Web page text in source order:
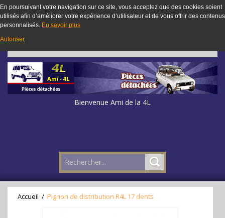
En poursuivant votre navigation sur ce site, vous acceptez que des cookies soient
utilisés afin d’améliorer votre expérience d’utilisateur et de vous offrir des contenus
personnalisés. En savoir plus
Autoriser
Bienvenue Ami de la 4L
Accueil / Pignon de distribution R4L 17 dents